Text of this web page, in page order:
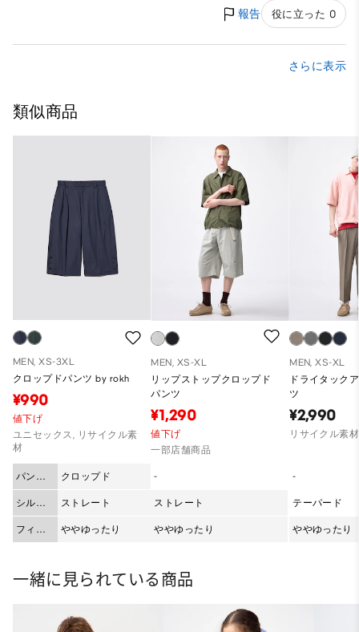
報告 役に立った 0
さらに表示
類似商品
MEN, XS-3XL
クロップドパンツ by rokh
¥990
値下げ
ユニセックス, リサイクル素
材
パンツ
丈
クロップド
シルエ
ット
ストレート
フィッ
ト
ややゆったり
MEN, XS-XL
リップストップクロップド
パンツ
¥1,290
値下げ
一部店舗商品
-
ストレート
ややゆったり
MEN, XS-XL
ドライタック
ツ
¥2,990
リサイクル素材
-
テーパード
ややゆったり
一緒に見られている商品